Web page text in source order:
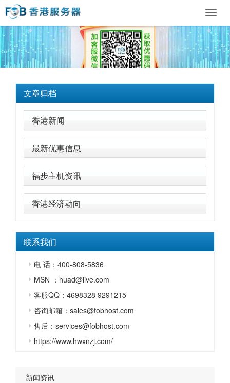
文章归档
香港新闻
最新优惠信息
福步主机资讯
香港经济动向
联系我们
电 话：400-808-5836
MSN ：huad@live.com
客服QQ：4698328 9291215
咨询邮箱：sales@fobhost.com
售后：services@fobhost.com
https://www.hwxnzj.com/
新闻资讯